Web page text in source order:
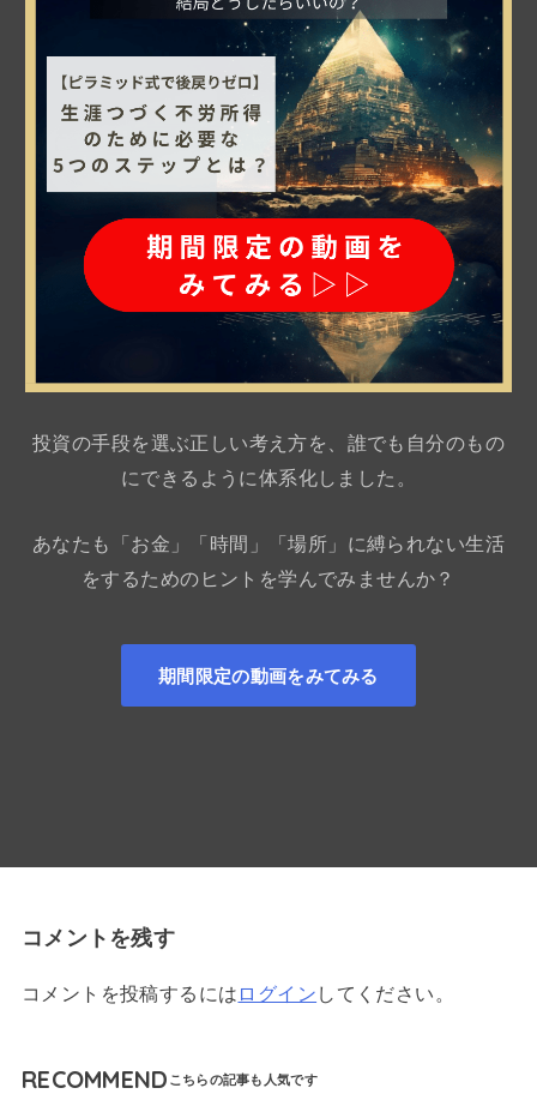
投資の手段を選ぶ正しい考え方を、誰でも自分のもの
にできるように体系化しました。
あなたも「お金」「時間」「場所」に縛られない生活
をするためのヒントを学んでみませんか？
期間限定の動画をみてみる
コメントを残す
コメントを投稿するにはログインしてください。
RECOMMEND